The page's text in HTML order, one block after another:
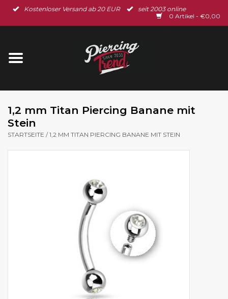
Kostenloser Versand ab 20 EUR
seit 2003 online
0 Artikel - €0,00
Startseite
Ohrschmuck
1,2 mm Titan Piercing Banane mit
Stein
STARTSEITE /1,2 MM TITAN PIERCING BANANE MIT STEIN